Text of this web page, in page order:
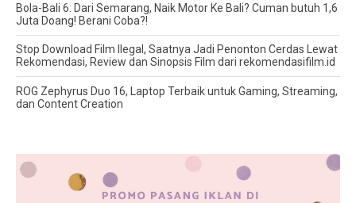
Bola-Bali 6: Dari Semarang, Naik Motor Ke Bali? Cuman butuh 1,6
Juta Doang! Berani Coba?!
Stop Download Film Ilegal, Saatnya Jadi Penonton Cerdas Lewat
Rekomendasi, Review dan Sinopsis Film dari rekomendasifilm.id
ROG Zephyrus Duo 16, Laptop Terbaik untuk Gaming, Streaming,
dan Content Creation